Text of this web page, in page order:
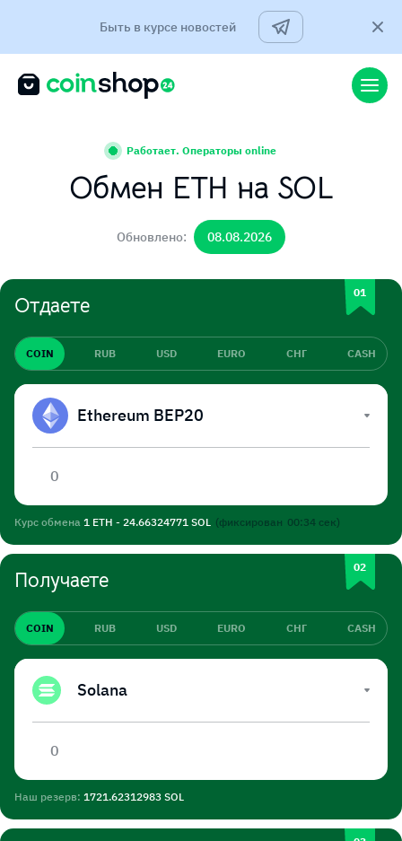
Быть в курсе новостей
Работает. Операторы online
Обмен ETH на SOL
Обновлено: 08.08.2026
Отдаете
COIN RUB USD EURO СНГ CASH
Ethereum BEP20
Курс обмена 1 ETH - 24.66324771 SOL (фиксирован 00:34сек)
Получаете
COIN RUB USD EURO СНГ CASH
Solana
Наш резерв: 1721.62312983 SOL